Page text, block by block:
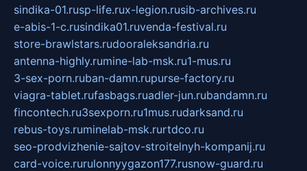
sindika-01.rusp-life.rux-legion.rusib-archives.ru
e-abis-1-c.rusindika01.ruvenda-festival.ru
store-brawlstars.rudooraleksandria.ru
antenna-highly.rumine-lab-msk.ru1-mus.ru
3-sex-porn.ruban-damn.rupurse-factory.ru
viagra-tablet.rufasbags.ruadler-jun.rubandamn.ru
fincontech.ru3sexporn.ru1mus.rudarksand.ru
rebus-toys.ruminelab-msk.rurtdco.ru
seo-prodvizhenie-sajtov-stroitelnyh-kompanij.ru
card-voice.rurulonnyygazon177.rusnow-guard.ru